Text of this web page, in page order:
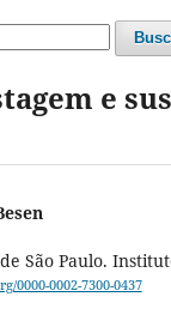
e
São Paulo.
0000-0002-7300-0437